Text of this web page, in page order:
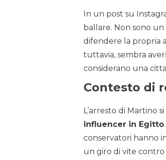
In un post su
ballare. Non sono
difendere la propria
tuttavia, sembra
considerano una
Contesto di
L’arresto di Martino
influencer in Egitto
conservatori hanno
un giro di vite